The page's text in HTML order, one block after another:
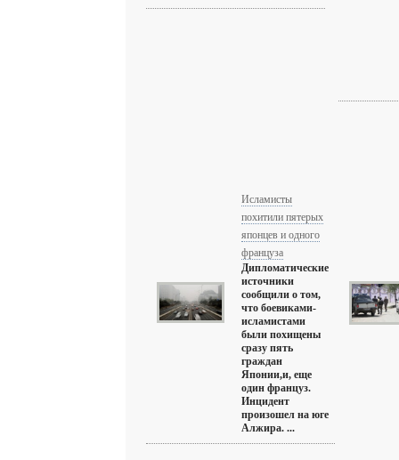
Исламисты
похитили пятерых
японцев и одного
француза
Дипломатические
источники
сообщили о том,
что боевиками-
исламистами
были похищены
сразу пять
граждан
Японии,и, еще
один француз.
Инцидент
произошел на юге
Алжира. ...